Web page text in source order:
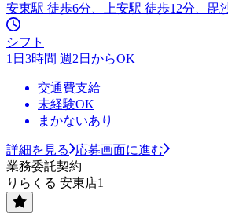
安東駅 徒歩6分、上安駅 徒歩12分、毘
シフト
1日3時間 週2日からOK
交通費支給
未経験OK
まかないあり
詳細を見る
応募画面に進む
業務委託契約
りらくる 安東店1